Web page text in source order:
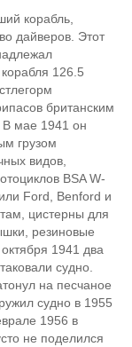
корабль,
дайверов. Этот
126.5
британским
мае 1941 он
грузом
видов,
BSA W-
Ford, Benford и
цистерны для
резиновые
1941 два
судно.
на песчаное
судно в 1955
1956 в
не поделился